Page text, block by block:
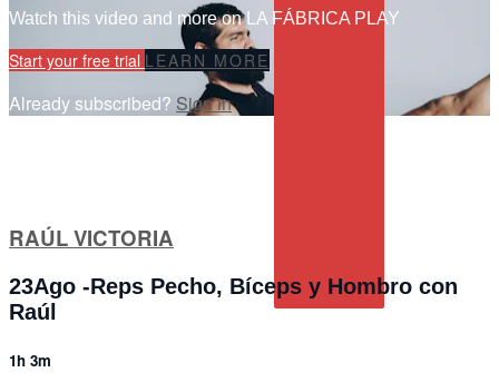
Watch this video and more on LA FÁBRICA PLAY
Start your free trial LEARN MORE
Already subscribed? Sign in
RAÚL VICTORIA
23Ago -Reps Pecho, Bíceps y Hombro con
Raúl
1h 3m